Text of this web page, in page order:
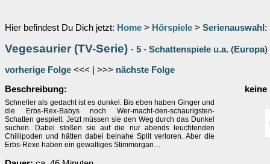
Hier befindest Du Dich jetzt: Home > Hörspiele > Serienauswahl :
Vegesaurier (TV-Serie) - 5 - Schattenspiele u.a. (Europa)
vorherige Folge <<< | >>> nächste Folge
Beschreibung:
Schneller als gedacht ist es dunkel. Bis eben haben Ginger und
die Erbs-Rex-Babys noch Wer-macht-den-schaurigsten-
Schatten gespielt. Jetzt müssen sie den Weg durch das Dunkel
suchen. Dabei stoßen sie auf die nur abends leuchtenden
Chillipoden und hätten dabei beinahe Split verloren. Aber die
Erbs-Rexe haben ein gewaltiges Stimmorgan…